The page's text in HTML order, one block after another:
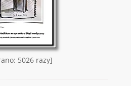
5026 razy]